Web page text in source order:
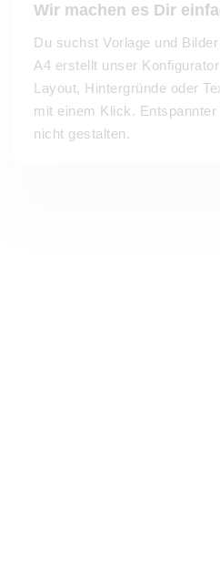
Wir machen es Dir
Du suchst Vorlage und
A4 erstellt unser
Layout, Hintergründe oder
mit einem Klick.
nicht gestalten.